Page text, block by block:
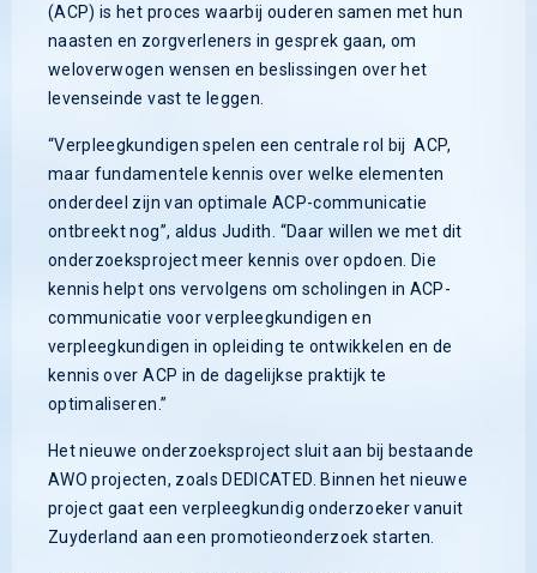
(ACP) is het proces waarbij ouderen samen met hun
naasten en zorgverleners in gesprek gaan, om
weloverwogen wensen en beslissingen over het
levenseinde vast te leggen.
“Verpleegkundigen spelen een centrale rol bij ACP,
maar fundamentele kennis over welke elementen
onderdeel zijn van optimale ACP-communicatie
ontbreekt nog”, aldus Judith. “Daar willen we met dit
onderzoeksproject meer kennis over opdoen. Die
kennis helpt ons vervolgens om scholingen in ACP-
communicatie voor verpleegkundigen en
verpleegkundigen in opleiding te ontwikkelen en de
kennis over ACP in de dagelijkse praktijk te
optimaliseren.”
Het nieuwe onderzoeksproject sluit aan bij bestaande
AWO projecten, zoals DEDICATED. Binnen het nieuwe
project gaat een verpleegkundig onderzoeker vanuit
Zuyderland aan een promotieonderzoek starten.